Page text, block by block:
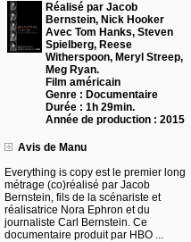
Réalisé par Jacob
Bernstein, Nick Hooker
Avec Tom Hanks, Steven
Spielberg, Reese
Witherspoon, Meryl Streep,
Meg Ryan.
Film américain
Genre : Documentaire
Durée : 1h 29min.
Année de production : 2015
Avis de Manu
Everything is copy est le premier long
métrage (co)réalisé par Jacob
Bernstein, fils de la scénariste et
réalisatrice Nora Ephron et du
journaliste Carl Bernstein. Ce
documentaire produit par HBO ...